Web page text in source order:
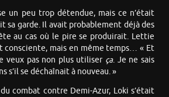
un peu trop détendue, mais ce n’était
sa garde. Il avait probablement déjà des
au cas où le pire se produirait. Lettie
mais en même temps… « Et
veux pas non plus utiliser ça. Je ne sais
s’il se déchaînait à nouveau. »
combat contre Demi-Azur, Loki s’était